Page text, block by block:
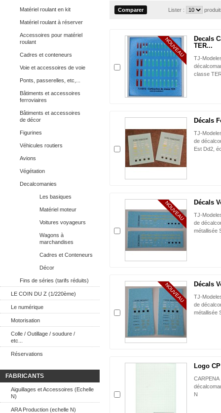
Matériel roulant en kit
Matériel roulant à réserver
Accessoires pour matériel
roulant
Cadres et conteneurs
Voie et accessoires de voie
Ponts, passerelles, etc,...
Bâtiments et accessoires
ferroviaires
Bâtiments et accessoires
de décor
Figurines
Véhicules routiers
Avions
Végétation
Decalcomanies
Les basiques
Matériel moteur
Voitures voyageurs
Wagons à
marchandises
Cadres et Conteneurs
Décor
Fins de séries (tarifs réduits)
LE COIN DU Z (1/220ème)
Le numérique
Motorisation
Colle / Outillage / soudure /
etc...
Réservations
FABRICANTS
Aiguillages et Accessoires (Echelle
N)
ARA Production (echelle N)
Lister :
NOUVEAU
Decals
TER...
TJ-
classe
Décals
TJ-
de
Est Dd2,
NOUVEAU Décals
TJ-
de
métallisée
NOUVEAU Décals
TJ-
de
métallisée
Logo
CARPENA
N